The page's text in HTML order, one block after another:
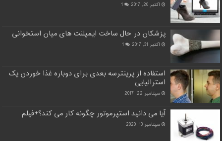
اکتبر 20, 2017 1
پزشکان در حال ساخت ایمپلنت های میان استخوانی
اکتبر 31, 2017 1
استفاده از پرینترسه بعدی برای دوباره غذا خوردن یک
استرالیایی
سپتامبر 22, 2017
آیا می دانید استپرموتور چگونه کار می کند؟+فیلم
سپتامبر 13, 2020